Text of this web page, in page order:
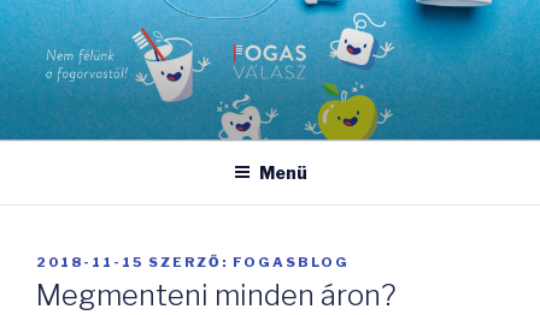
Tartalomhoz
FOGASVÁLASZ
Nem félünk a fogorvostól!
Menü
BEKÜLDVE:
2018-11-15 SZERZŐ: FOGASBLOG
Megmenteni minden áron?